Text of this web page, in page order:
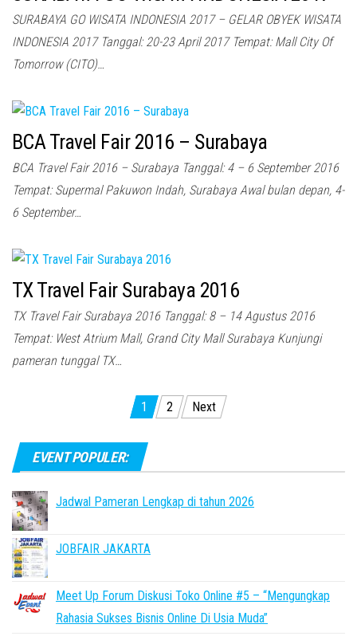
SURABAYA GO WISATA INDONESIA 2017 – GELAR OBYEK WISATA
INDONESIA 2017 Tanggal: 20-23 April 2017 Tempat: Mall City Of
Tomorrow (CITO)…
BCA Travel Fair 2016 – Surabaya
BCA Travel Fair 2016 – Surabaya Tanggal: 4 – 6 September 2016
Tempat: Supermal Pakuwon Indah, Surabaya Awal bulan depan, 4-
6 September…
TX Travel Fair Surabaya 2016
TX Travel Fair Surabaya 2016 Tanggal: 8 – 14 Agustus 2016
Tempat: West Atrium Mall, Grand City Mall Surabaya Kunjungi
pameran tunggal TX…
1 2 Next
EVENT POPULER:
Jadwal Pameran Lengkap di tahun 2026
JOBFAIR JAKARTA
Meet Up Forum Diskusi Toko Online #5 – “Mengungkap
Rahasia Sukses Bisnis Online Di Usia Muda”